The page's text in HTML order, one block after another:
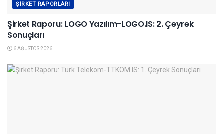
ŞIRKET RAPORLARI
Şirket Raporu: LOGO Yazılım-LOGO.IS: 2. Çeyrek
Sonuçları
6 AĞUSTOS 2026